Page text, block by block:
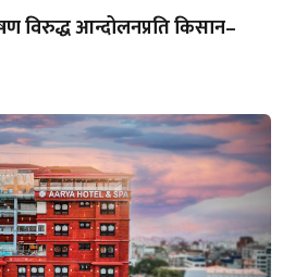
विरुद्ध आन्दोलनप्रति किसान–